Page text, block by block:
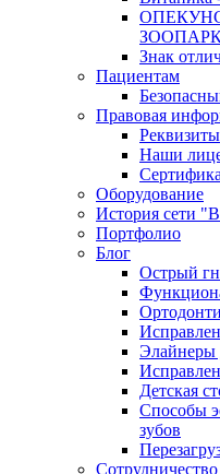
Знак
Пациентам
Правовая
Реквизиты
Наши
Оборудование
История сети
Портфолио
Блог
Острый
Элайнеры
Детская
Способы
зубов
Сотрудничество